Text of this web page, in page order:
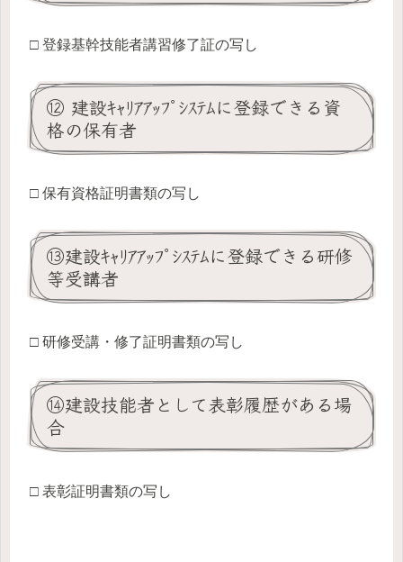
□ 登録基幹技能者講習修了証の写し
⑫ 建設ｷｬﾘｱｱｯﾌﾟｼｽﾃﾑに登録できる資
格の保有者
□ 保有資格証明書類の写し
⑬建設ｷｬﾘｱｱｯﾌﾟｼｽﾃﾑに登録できる研修
等受講者
□ 研修受講・修了証明書類の写し
⑭建設技能者として表彰履歴がある場
合
□ 表彰証明書類の写し